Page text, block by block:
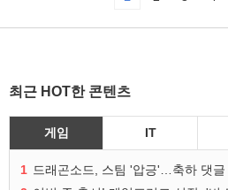
최근 HOT한 콘텐츠
게임 IT
1 드래곤소드, 스팀 '압긍'…축하 댓